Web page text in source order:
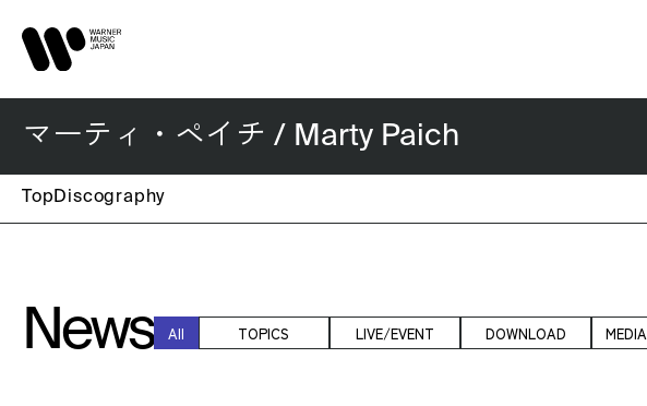
マーティ・ペイチ / Marty Paich
Top Discography
News All TOPICS LIVE/EVENT DOWNLOAD MEDIA